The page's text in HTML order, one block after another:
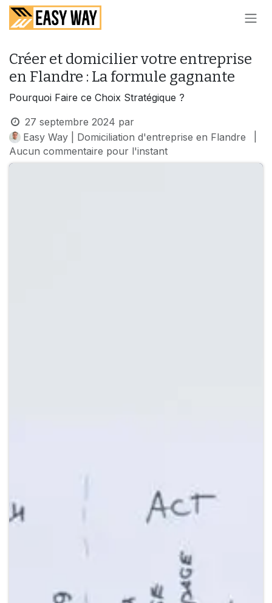
SE RENDRE AU CONTENU
Créer et domicilier votre entreprise
en Flandre : La formule gagnante
Pourquoi Faire ce Choix Stratégique ?
27 septembre 2024 par
Easy Way | Domiciliation d'entreprise en Flandre
Aucun commentaire pour l'instant